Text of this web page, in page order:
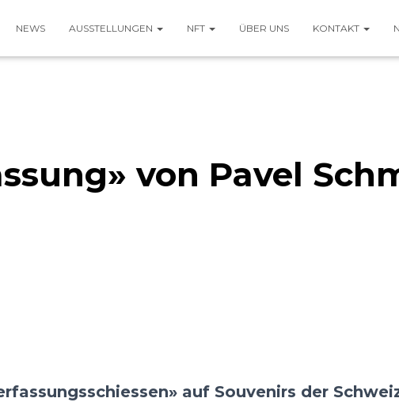
NEWS AUSSTELLUNGEN NFT ÜBER UNS KONTAKT
von Pavel
auf Souvenirs der